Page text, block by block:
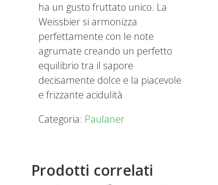
ha un gusto fruttato unico. La
Weissbier si armonizza
perfettamente con le note
agrumate creando un perfetto
equilibrio tra il sapore
decisamente dolce e la piacevole
e frizzante acidulità
Categoria: Paulaner
Prodotti correlati